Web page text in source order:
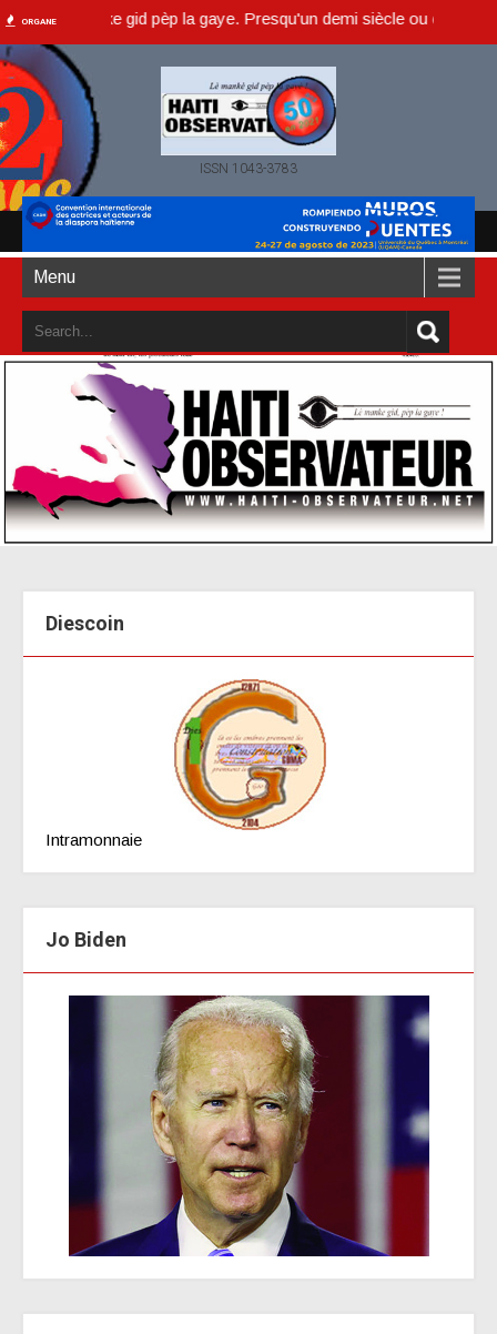
ORGANE
manke gid pèp la gaye. Presqu'un demi siècle ou dans un an
ISSN 1043-3783
Menu
Diescoin
Intramonnaie
Jo Biden